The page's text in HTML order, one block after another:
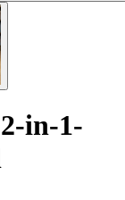
in-1-